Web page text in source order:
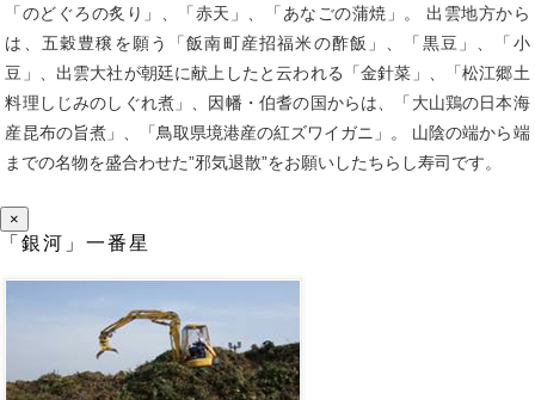
「のどぐろの炙り」、「赤天」、「あなごの蒲焼」。 出雲地方から
は、五穀豊穣を願う「飯南町産招福米の酢飯」、「黒豆」、「小
豆」、出雲大社が朝廷に献上したと云われる「金針菜」、「松江郷土
料理しじみのしぐれ煮」、因幡・伯耆の国からは、「大山鶏の日本海
産昆布の旨煮」、「鳥取県境港産の紅ズワイガニ」。 山陰の端から端
までの名物を盛合わせた”邪気退散”をお願いしたちらし寿司です。
×
「銀河」一番星